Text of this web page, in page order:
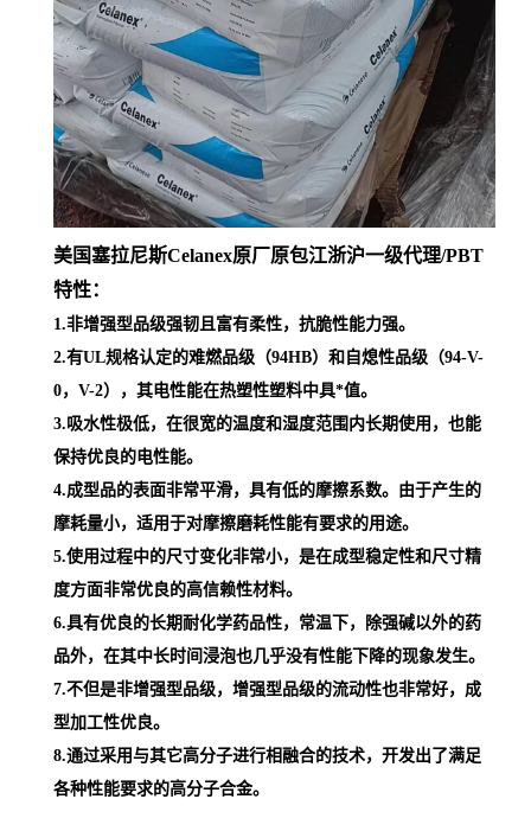
美国塞拉尼斯Celanex原厂原包江浙沪一级代理/PBT
特性：
1.非增强型品级强韧且富有柔性，抗脆性能力强。
2.有UL规格认定的难燃品级（94HB）和自熄性品级（94-V-
0，V-2），其电性能在热塑性塑料中具*值。
3.吸水性极低，在很宽的温度和湿度范围内长期使用，也能
保持优良的电性能。
4.成型品的表面非常平滑，具有低的摩擦系数。由于产生的
摩耗量小，适用于对摩擦磨耗性能有要求的用途。
5.使用过程中的尺寸变化非常小，是在成型稳定性和尺寸精
度方面非常优良的高信赖性材料。
6.具有优良的长期耐化学药品性，常温下，除强碱以外的药
品外，在其中长时间浸泡也几乎没有性能下降的现象发生。
7.不但是非增强型品级，增强型品级的流动性也非常好，成
型加工性优良。
8.通过采用与其它高分子进行相融合的技术，开发出了满足
各种性能要求的高分子合金。